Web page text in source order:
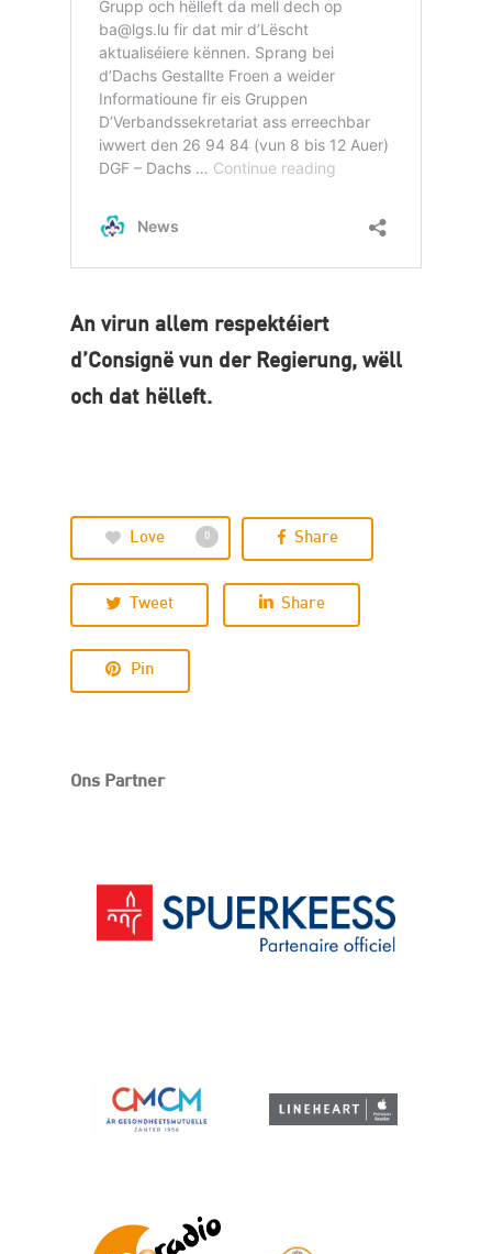
An virun allem respektéiert
d’Consignë vun der Regierung, wëll
och dat hëlleft.
Love Share
Tweet Share
Pin
Ons Partner